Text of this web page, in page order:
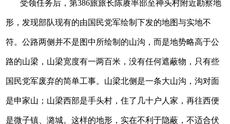
受领任务后，第386旅旅长陈赓率部至神头村附近勘察地
形，发现部队现有的由国民党军绘制下发的地图与实地不
符。公路两侧并不是图中所绘制的山沟，而是地势略高于公
路的山梁，山梁宽度有一两百米，没有任何遮蔽物，只有些
国民党军废弃的简单工事。山梁北侧是一条大山沟，沟对面
是申家山；山梁西部是手头村，住了几十户人家，再往西便
是微子镇、潞城。这样的地形，实在不利于隐蔽，不适合伏